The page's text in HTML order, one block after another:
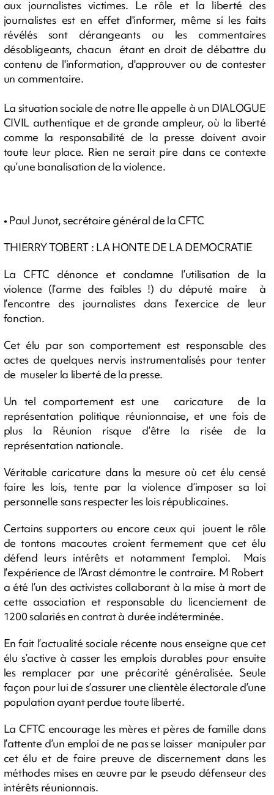
aux journalistes victimes. Le rôle et la liberté des
journalistes est en effet d'informer, même si les faits
révélés sont dérangeants ou les commentaires
désobligeants, chacun étant en droit de débattre du
contenu de l'information, d'approuver ou de contester
un commentaire.
La situation sociale de notre Ile appelle à un DIALOGUE
CIVIL authentique et de grande ampleur, où la liberté
comme la responsabilité de la presse doivent avoir
toute leur place. Rien ne serait pire dans ce contexte
qu’une banalisation de la violence.
• Paul Junot, secrétaire général de la CFTC
THIERRY TOBERT : LA HONTE DE LA DEMOCRATIE
La CFTC dénonce et condamne l’utilisation de la
violence (l’arme des faibles !) du député maire à
l’encontre des journalistes dans l’exercice de leur
fonction.
Cet élu par son comportement est responsable des
actes de quelques nervis instrumentalisés pour tenter
de museler la liberté de la presse.
Un tel comportement est une caricature de la
représentation politique réunionnaise, et une fois de
plus la Réunion risque d’être la risée de la
représentation nationale.
Véritable caricature dans la mesure où cet élu censé
faire les lois, tente par la violence d’imposer sa loi
personnelle sans respecter les lois républicaines.
Certains supporters ou encore ceux qui jouent le rôle
de tontons macoutes croient fermement que cet élu
défend leurs intérêts et notamment l’emploi. Mais
l’expérience de l’Arast démontre le contraire. M Robert
a été l’un des activistes collaborant à la mise à mort de
cette association et responsable du licenciement de
1200 salariés en contrat à durée indéterminée.
En fait l’actualité sociale récente nous enseigne que cet
élu s’active à casser les emplois durables pour ensuite
les remplacer par une précarité généralisée. Seule
façon pour lui de s’assurer une clientèle électorale d’une
population ayant perdue toute liberté.
La CFTC encourage les mères et pères de famille dans
l’attente d’un emploi de ne pas se laisser manipuler par
cet élu et de faire preuve de discernement dans les
méthodes mises en œuvre par le pseudo défenseur des
intérêts réunionnais.